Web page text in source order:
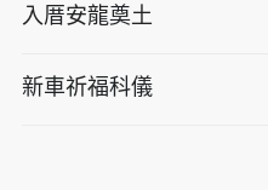
入厝安龍奠土
新車祈福科儀